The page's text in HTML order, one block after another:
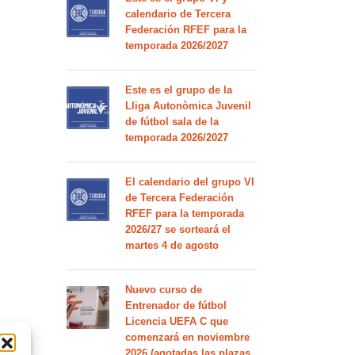
calendario de Tercera
Federación RFEF para la
temporada 2026/2027
Este es el grupo de la
Lliga Autonòmica Juvenil
de fútbol sala de la
temporada 2026/2027
El calendario del grupo VI
de Tercera Federación
RFEF para la temporada
2026/27 se sorteará el
martes 4 de agosto
Nuevo curso de
Entrenador de fútbol
Licencia UEFA C que
comenzará en noviembre